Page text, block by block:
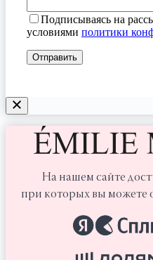
Подписываясь на
условиями политики
На нашем сайте
при которых вы можете